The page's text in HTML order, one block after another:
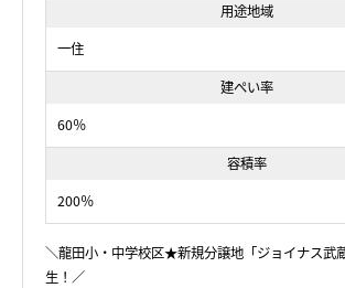
用途地域
一住
建ぺい率
60％
容積率
200％
＼龍田小・中学校区★新規分譲地「ジョイナス武
生！／